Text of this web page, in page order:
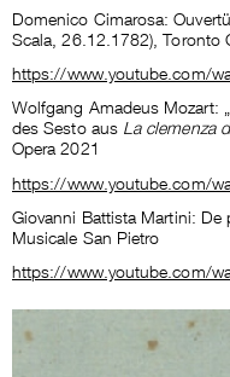
Domenico Cimarosa:
Scala, 26.12.1782), Toronto
https://www.youtube.com/
Wolfgang Amadeus Mozart:
des Sesto ausLa clemenza
Opera 2021
https://www.youtube.com/
Giovanni Battista Martini:
Musicale San Pietro
https://www.youtube.com/